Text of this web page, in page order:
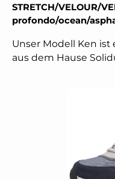
STRETCH/VELOUR/
profondo/ocean/
Unser Modell Ken
aus dem Hause